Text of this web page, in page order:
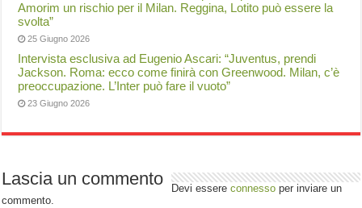
Amorim un rischio per il Milan. Reggina, Lotito può essere la
svolta”
25 Giugno 2026
Intervista esclusiva ad Eugenio Ascari: “Juventus, prendi
Jackson. Roma: ecco come finirà con Greenwood. Milan, c’è
preoccupazione. L’Inter può fare il vuoto”
23 Giugno 2026
Lascia un commento Devi essereconnesso per inviare un
commento.